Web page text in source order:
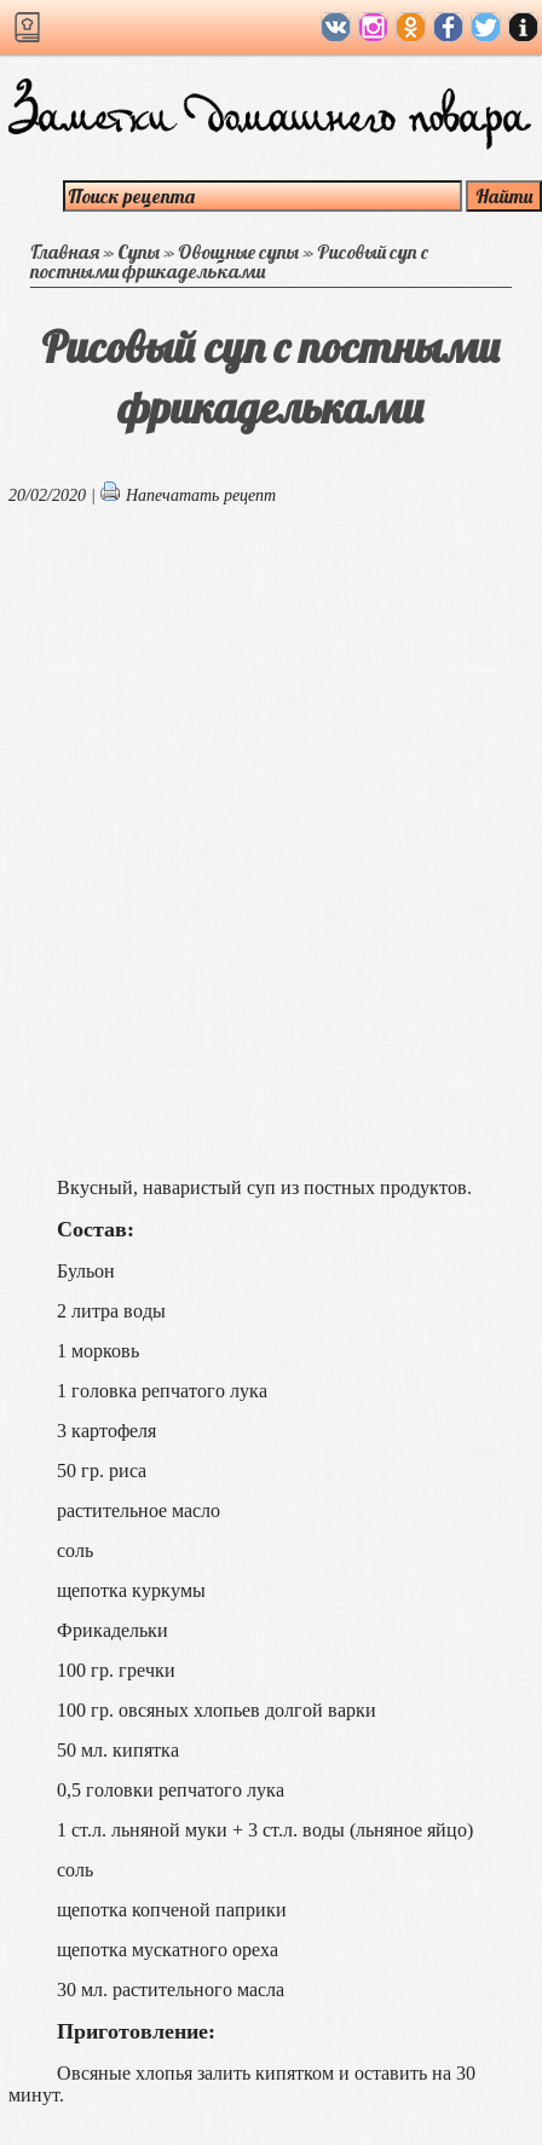
Главная» Супы»Овощные супы»Рисовый суп с
постными фрикадельками
Рисовый суп с постными
фрикадельками
20/02/2020 | Напечатать рецепт
Вкусный, наваристый суп из постных продуктов.
Состав:
Бульон
2 литра воды
1 морковь
1 головка репчатого лука
3 картофеля
50 гр. риса
растительное масло
соль
щепотка куркумы
Фрикадельки
100 гр. гречки
100 гр. овсяных хлопьев долгой варки
50 мл. кипятка
0,5 головки репчатого лука
1 ст.л. льняной муки + 3 ст.л. воды (льняное яйцо)
соль
щепотка копченой паприки
щепотка мускатного ореха
30 мл. растительного масла
Приготовление:
Овсяные хлопья залить кипятком и оставить на 30
минут.